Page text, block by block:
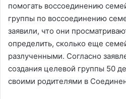
помогать воссоединению
группы по воссоединению
заявили, что они
определить, сколько еще
разлученными. Согласно
создания целевой группы 50
своими родителями в